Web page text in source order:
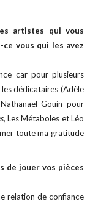
artistes qui vous
ce vous qui les avez
car pour plusieurs
dédicataires (Adèle
Gouin pour
Les Métaboles et Léo
toute ma gratitude
de jouer vos pièces
relation de confiance